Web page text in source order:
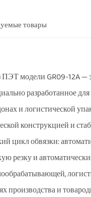
товары
ПЭТ модели GR09-12A —
разработанное
и логистической
конструкцией и
цикл обвязки:
резку и
производства и